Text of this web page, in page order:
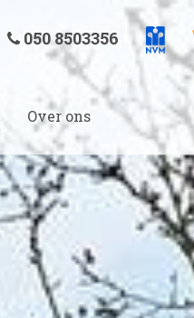
050 8503356
Over ons